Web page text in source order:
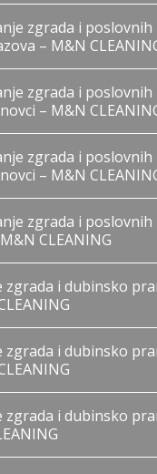
zgrada i
– M&N
zgrada i
– M&N
zgrada i
– M&N
zgrada i
CLEANING
zgrada i dubinsko
zgrada i dubinsko
zgrada i dubinsko